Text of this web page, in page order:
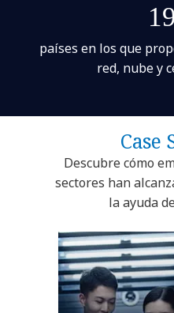
países en los que
red, nube y
Case
Descubre cómo
sectores han
la ayuda